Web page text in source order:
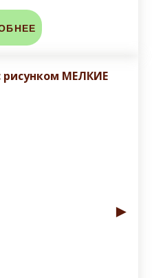
рисунком МЕЛКИЕ
►